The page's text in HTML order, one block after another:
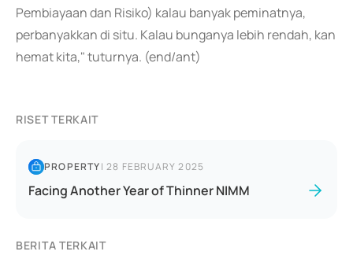
Pembiayaan dan Risiko) kalau banyak peminatnya,
perbanyakkan di situ. Kalau bunganya lebih rendah, kan
hemat kita," tuturnya. (end/ant)
RISET TERKAIT
PROPERTY|28 FEBRUARY 2025
Facing Another Year of Thinner NIMM
BERITA TERKAIT